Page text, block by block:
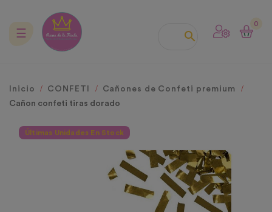

0
Navegación
☰
Inicio CONFETI
Cañones de Confeti premium
Cañon confeti tiras dorado
Últimas Unidades En Stock